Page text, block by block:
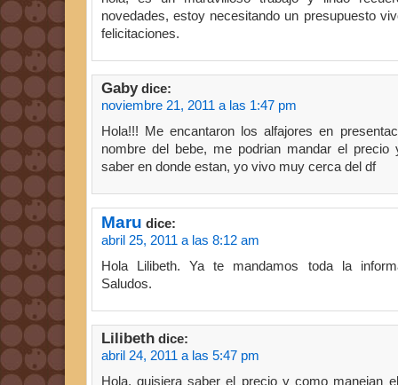
novedades, estoy necesitando un presupuesto
felicitaciones.
Gaby dice:
noviembre 21, 2011 a las 1:47 pm
Hola!!! Me encantaron los alfajores en
nombre del bebe, me podrian mandar el precio
saber en donde estan, yo vivo muy cerca del df
Maru dice:
abril 25, 2011 a las 8:12 am
Hola Lilibeth. Ya te mandamos toda la
Saludos.
Lilibeth dice:
abril 24, 2011 a las 5:47 pm
Hola, quisiera saber el precio y como manejan